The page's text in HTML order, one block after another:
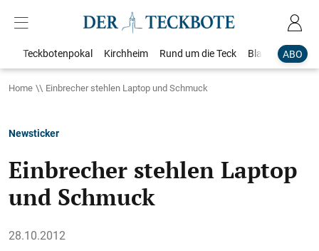
ABO
Teckbotenpokal Kirchheim Rund um die Teck Blaulicht
Home Einbrecher stehlen Laptop und Schmuck
Newsticker
Einbrecher stehlen Laptop
und Schmuck
28.10.2012